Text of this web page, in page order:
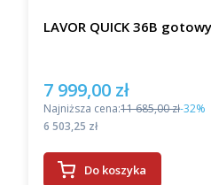
LAVOR QUICK 36B
Cena promocyjna
7 999,00 zł
Najniższa cena:11 685,00 zł-32%
Cena
6 503,25 zł
Do koszyka